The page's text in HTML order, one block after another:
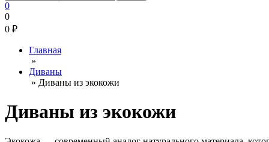
0
0
0 ₽
Главная
»
Диваны
» Диваны из экокожи
Диваны из экокожи